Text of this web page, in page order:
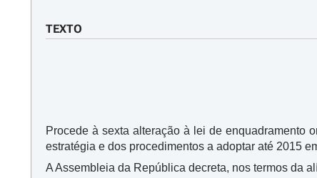
TEXTO
Procede à sexta alteração à lei de enquadramento
estratégia e dos procedimentos a adoptar até 2015
A Assembleia da República decreta, nos termos da